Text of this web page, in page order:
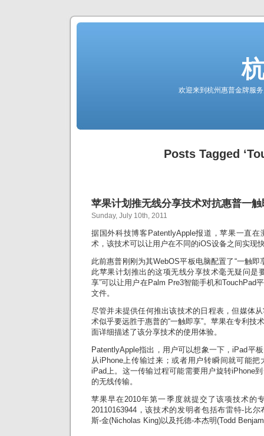
欢迎来到杭州惠普金牌服
Posts Tagged
苹果计划推无线分享技术对抗惠普一触
Sunday, July 10th, 2011
据国外科技博客PatentlyApple报道，苹果一直
术，该技术可以让用户在不同的iOS设备之间实现
此前惠普刚刚为其WebOS平板电脑配置了“一触即
此苹果计划推出的这项无线分享技术毫无疑问是
享”可以让用户在Palm Pre3智能手机和TouchPad
文件。
尽管并未提供任何推出该技术的日程表，但媒体
术似乎要远胜于惠普的“一触即享”。苹果在专利技
面详细描述了该分享技术的使用体验。
PatentlyApple指出，用户可以想象一下，iPad平
从iPhone上传输过来；或者用户转瞬间就可能把
iPad上。这一传输过程可能需要用户旋转iPhone
的无线传输。
苹果早在2010年第一季度就提交了该项技术的
20110163944，该技术的发明者包括布雷特-比
斯-金(Nicholas King)以及托德-本杰明(Todd